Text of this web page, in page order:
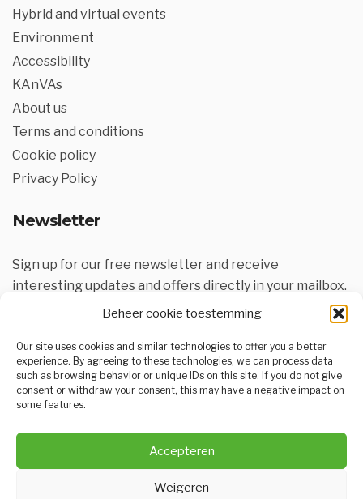
Beheer cookie toestemming
Our site uses cookies and similar technologies to offer you a better
experience. By agreeing to these technologies, we can process data
such as browsing behavior or unique IDs on this site. If you do not give
consent or withdraw your consent, this may have a negative impact on
some features.
Accepteren
Weigeren
Hybrid and virtual events
Environment
Accessibility
KAnVAs
About us
Terms and conditions
Cookie policy
Privacy Policy
Newsletter
Sign up for our free newsletter and receive
interesting updates and offers directly in your mailbox.